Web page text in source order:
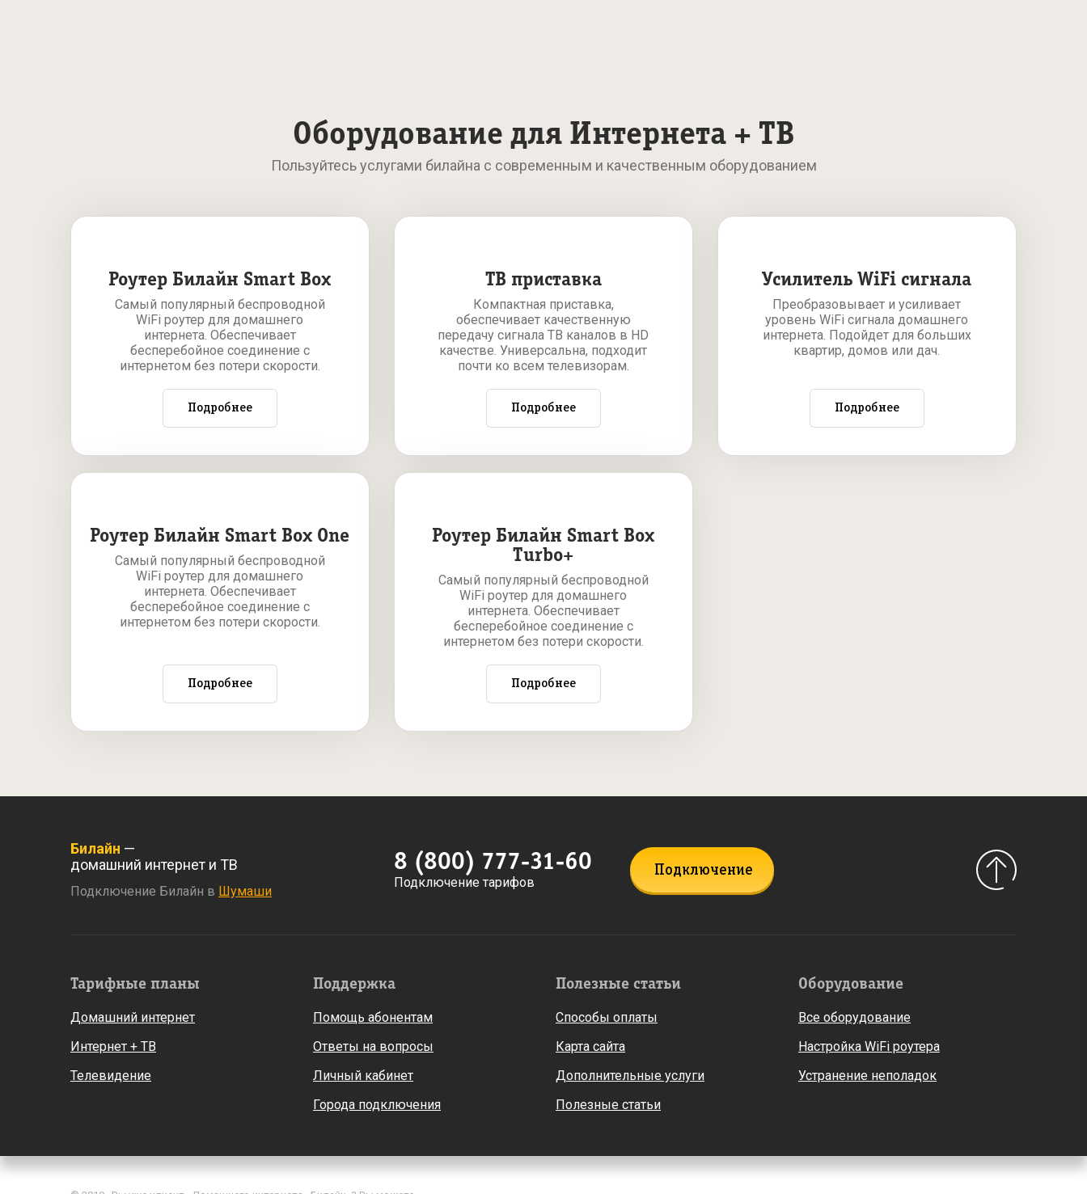
Оборудование для Интернета + ТВ
Пользуйтесь услугами билайна с современным и качественным оборудованием
Роутер Билайн Smart Box
Самый популярный беспроводной
WiFi роутер для домашнего
интернета. Обеспечивает
бесперебойное соединение с
интернетом без потери скорости.
Подробнее
ТВ приставка
Компактная приставка,
обеспечивает качественную
передачу сигнала ТВ каналов в HD
качестве. Универсальна, подходит
почти ко всем телевизорам.
Подробнее
Усилитель WiFi сигнала
Преобразовывает и усиливает
уровень WiFi сигнала домашнего
интернета. Подойдет для больших
квартир, домов или дач.
Подробнее
Роутер Билайн Smart Box One
Самый популярный беспроводной
WiFi роутер для домашнего
интернета. Обеспечивает
бесперебойное соединение с
интернетом без потери скорости.
Подробнее
Роутер Билайн Smart Box
Turbo+
Самый популярный беспроводной
WiFi роутер для домашнего
интернета. Обеспечивает
бесперебойное соединение с
интернетом без потери скорости.
Подробнее
Билайн —
домашний интернет и ТВ
Подключение Билайн в Шумаши
8 (800) 777-31-60
Подключение тарифов
Подключение
Тарифные планы
Домашний интернет
Интернет + ТВ
Телевидение
Поддержка
Помощь абонентам
Ответы на вопросы
Личный кабинет
Города подключения
Полезные статьи
Способы оплаты
Карта сайта
Дополнительные услуги
Полезные статьи
Оборудование
Все оборудование
Настройка WiFi роутера
Устранение неполадок